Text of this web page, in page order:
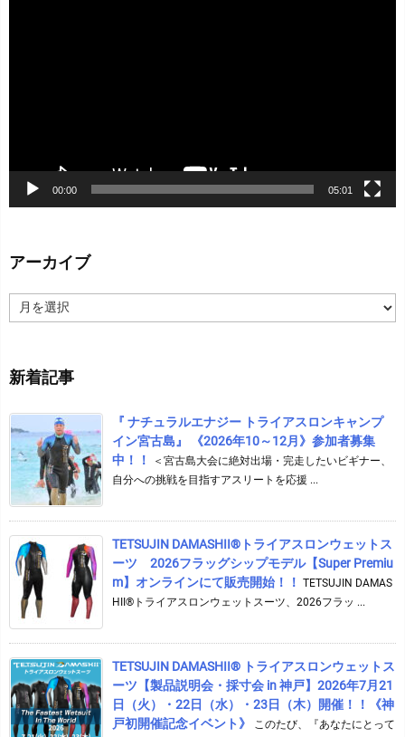
00:00 05:01
アーカイブ
ー
ブ
新着記事
『 ナチュラルエナジー トライアスロンキャンプ
イン宮古島』 《2026年10～12月》参加者募集
中！！
＜宮古島大会に絶対出場・完走したいビギナー、
自分への挑戦を目指すアスリートを応援 ...
TETSUJIN DAMASHII®︎トライアスロンウェットス
ーツ 2026フラッグシップモデル【Super Premiu
m】オンラインにて販売開始！！ TETSUJIN DAMAS
HII®トライアスロンウェットスーツ、2026フラッ ...
TETSUJIN DAMASHII® トライアスロンウェットス
ーツ【製品説明会・採寸会 in 神戸】2026年7月21
日（火）・22日（水）・23日（木）開催！！《神
戸初開催記念イベント》
このたび、『あなたにとって